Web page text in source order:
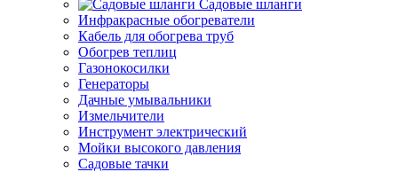
Садовые шланги
Инфракрасные обогреватели
Кабель для обогрева труб
Обогрев теплиц
Газонокосилки
Генераторы
Дачные умывальники
Измельчители
Инструмент электрический
Мойки высокого давления
Садовые тачки